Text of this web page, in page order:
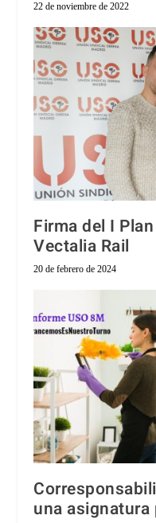
22 de noviembre de 2022
Firma del I
Vectalia Rail
20 de febrero de 2024
una